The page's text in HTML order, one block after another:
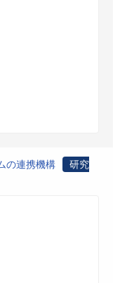
の連携機構
研究